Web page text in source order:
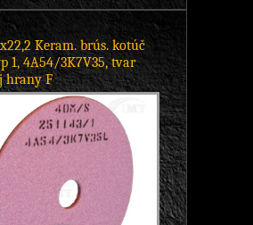
Keram. brús. kotúč
1, 4A54/3K7V35, tvar
hrany F